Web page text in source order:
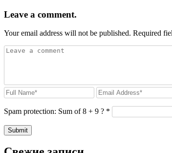
Leave a comment.
Your email address will not be published. Required
Spam protection: Sum of 8 + 9 ? *